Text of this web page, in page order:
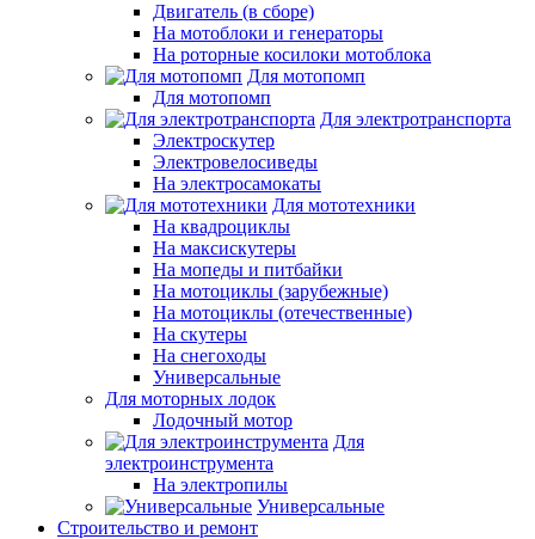
Двигатель (в сборе)
На мотоблоки и генераторы
На роторные косилоки мотоблока
Для мотопомп
Для мотопомп
Для электротранспорта
Электроскутер
Электровелосиведы
На электросамокаты
Для мототехники
На квадроциклы
На максискутеры
На мопеды и питбайки
На мотоциклы (зарубежные)
На мотоциклы (отечественные)
На скутеры
На снегоходы
Универсальные
Для моторных лодок
Лодочный мотор
Для
электроинструмента
На электропилы
Универсальные
Строительство и ремонт